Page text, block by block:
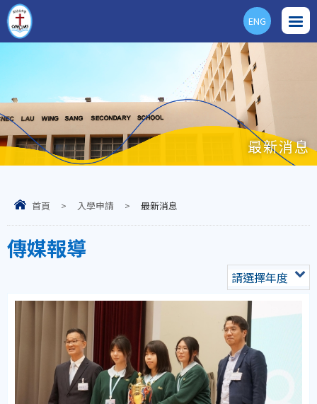
ENG
最新消息
首頁 > 入學申請 > 最新消息
傳媒報導
請選擇年度